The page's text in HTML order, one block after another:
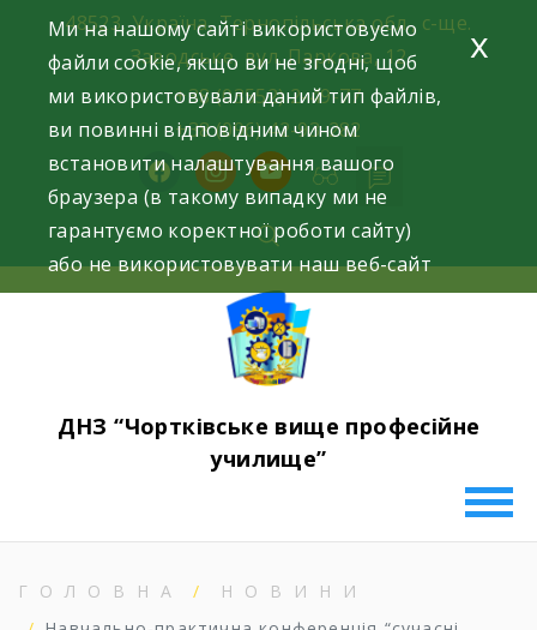
content
48523, Україна, Тернопільська обл., с-ще.
Заводське, вул. Паркова, 12
+38 (03552) 2-49-77
+38 (096) 42-93-282
facebookinstagramyoutube
ДНЗ “Чортківське вище професійне
училище”
ГОЛОВНА
НОВИНИ
Ми на нашому сайті використовуємо
файли cookie, якщо ви не згодні, щоб
ми використовували даний тип файлів,
ви повинні відповідним чином
встановити налаштування вашого
браузера (в такому випадку ми не
гарантуємо коректної роботи сайту)
або не використовувати наш веб-сайт
x